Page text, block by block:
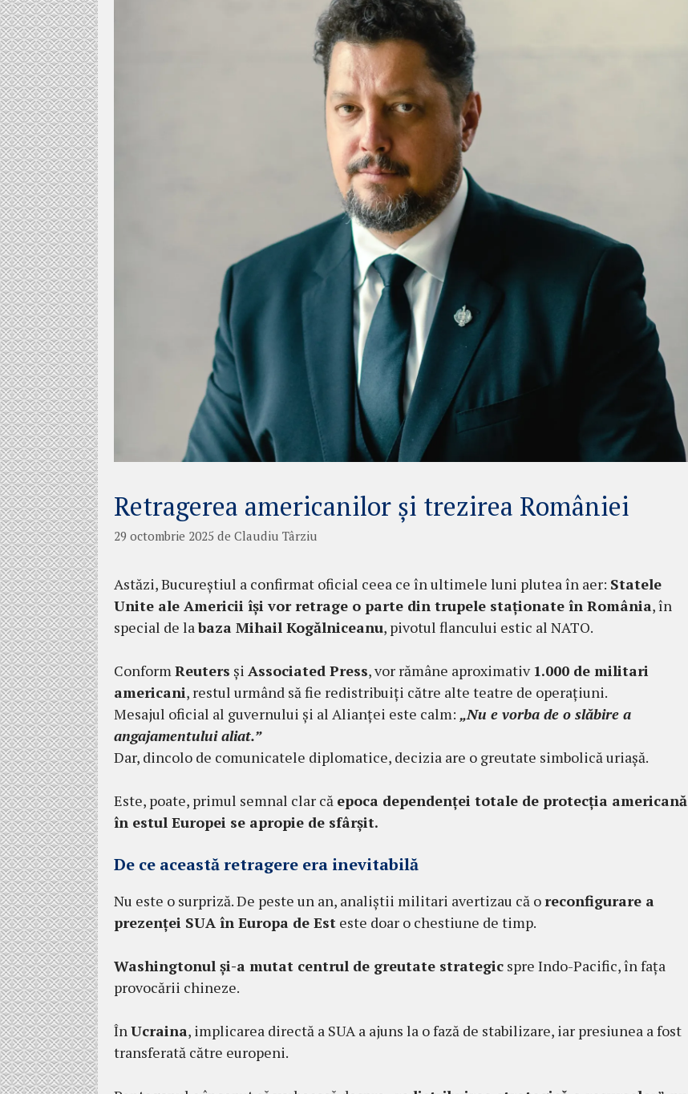
Retragerea americanilor și trezirea României
29 octombrie 2025 de Claudiu Târziu
Astăzi, Bucureștiul a confirmat oficial ceea ce în ultimele luni plutea în aer: Statele
Unite ale Americii își vor retrage o parte din trupele staționate în România, în
special de labaza Mihail Kogălniceanu, pivotul flancului estic al NATO.
ConformReuters și Associated Press, vor rămâne aproximativ 1.000 de militari
americani, restul urmând să fie redistribuiți către alte teatre de operațiuni.
Mesajul oficial al guvernului și al Alianței este calm: „Nu e vorba de o slăbire a
angajamentului aliat.”
Dar, dincolo de comunicatele diplomatice, decizia are o greutate simbolică uriașă.
Este, poate, primul semnal clar că epoca dependenței totale de protecția americană
în estul Europei se apropie de sfârșit.
De ce această retragere era inevitabilă
Nu este o surpriză. De peste un an, analiștii militari avertizau că oreconfigurare a
prezenței SUA în Europa de Est este doar o chestiune de timp.
Washingtonul și-a mutat centrul de greutate strategic spre Indo-Pacific, în fața
provocării chineze.
ÎnUcraina, implicarea directă a SUA a ajuns la o fază de stabilizare, iar presiunea a fost
transferată către europeni.